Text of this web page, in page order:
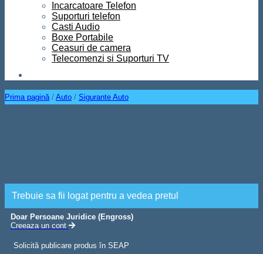
Incarcatoare Telefon
Suporturi telefon
Casti Audio
Boxe Portabile
Ceasuri de camera
Telecomenzi si Suporturi TV
Prima pagină / Auto / Sigurante Auto
Trebuie sa fii logat pentru a vedea pretul
Doar Persoane Juridice (Engross)
Creeaza un cont
Solicită publicare produs în SEAP